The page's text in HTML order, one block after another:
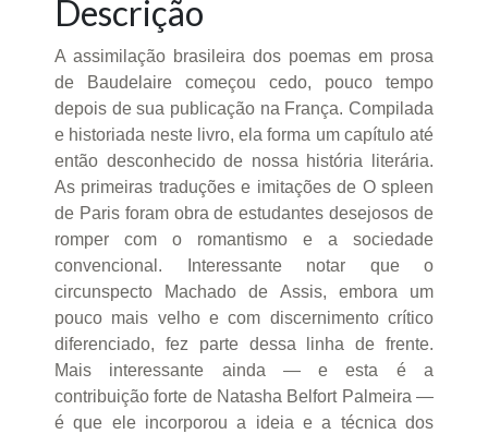
Descrição
A assimilação brasileira dos poemas em prosa
de Baudelaire começou cedo, pouco tempo
depois de sua publicação na França. Compilada
e historiada neste livro, ela forma um capítulo até
então desconhecido de nossa história literária.
As primeiras traduções e imitações de O spleen
de Paris foram obra de estudantes desejosos de
romper com o romantismo e a sociedade
convencional. Interessante notar que o
circunspecto Machado de Assis, embora um
pouco mais velho e com discernimento crítico
diferenciado, fez parte dessa linha de frente.
Mais interessante ainda — e esta é a
contribuição forte de Natasha Belfort Palmeira —
é que ele incorporou a ideia e a técnica dos